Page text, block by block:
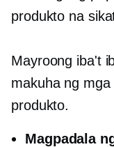
produkto na
Mayroong iba't
makuha ng
produkto.
Magpadala